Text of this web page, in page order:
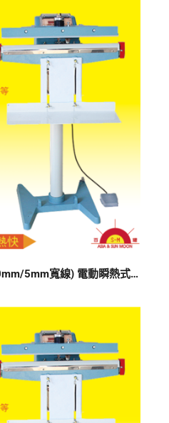
SPF-3010A (30公分長 10mm/5mm寬線) 電動瞬熱式封口機